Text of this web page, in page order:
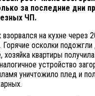
за последние дни
ЧП.
на кухне через
осколки подожгли
хозяйка квартиры
устройство
уничтожило плед и